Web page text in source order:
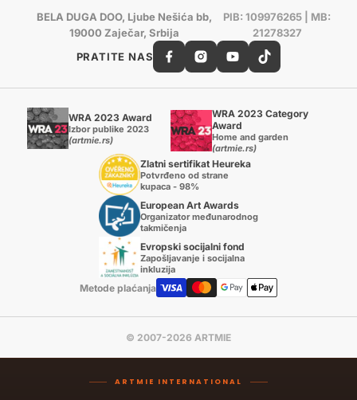
BELA DUGA DOO, Ljube Nešića bb,
19000 Zaječar, Srbija
PIB: 109976265 | MB:
21278327
PRATITE NAS
WRA 2023 Award
Izbor publike 2023
(artmie.rs)
WRA 2023 Category
Award
Home and garden
(artmie.rs)
Zlatni sertifikat Heureka
Potvrđeno od strane
kupaca - 98%
European Art Awards
Organizator međunarodnog
takmičenja
Evropski socijalni fond
Zapošljavanje i socijalna
inkluzija
Metode plaćanja
© 2007-2026 ARTMIE
ARTMIE INTERNATIONAL